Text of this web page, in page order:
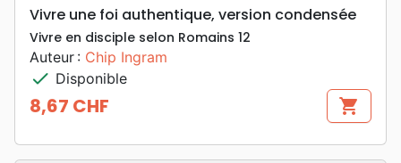
Vivre une foi authentique, version condensée
Vivre en disciple selon Romains 12
Auteur : Chip Ingram
check Disponible
Prix
8,67 CHF shopping_cart